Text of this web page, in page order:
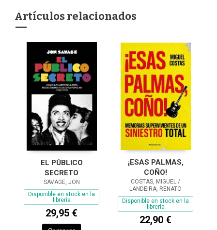
Artículos relacionados
EL PÚBLICO
SECRETO
SAVAGE, JON
Disponible en stock en la
librería
29,95 €
¡ESAS PALMAS,
COÑO!
COSTAS, MIGUEL /
LANDEIRA, RENATO
Disponible en stock en la
librería
22,90 €